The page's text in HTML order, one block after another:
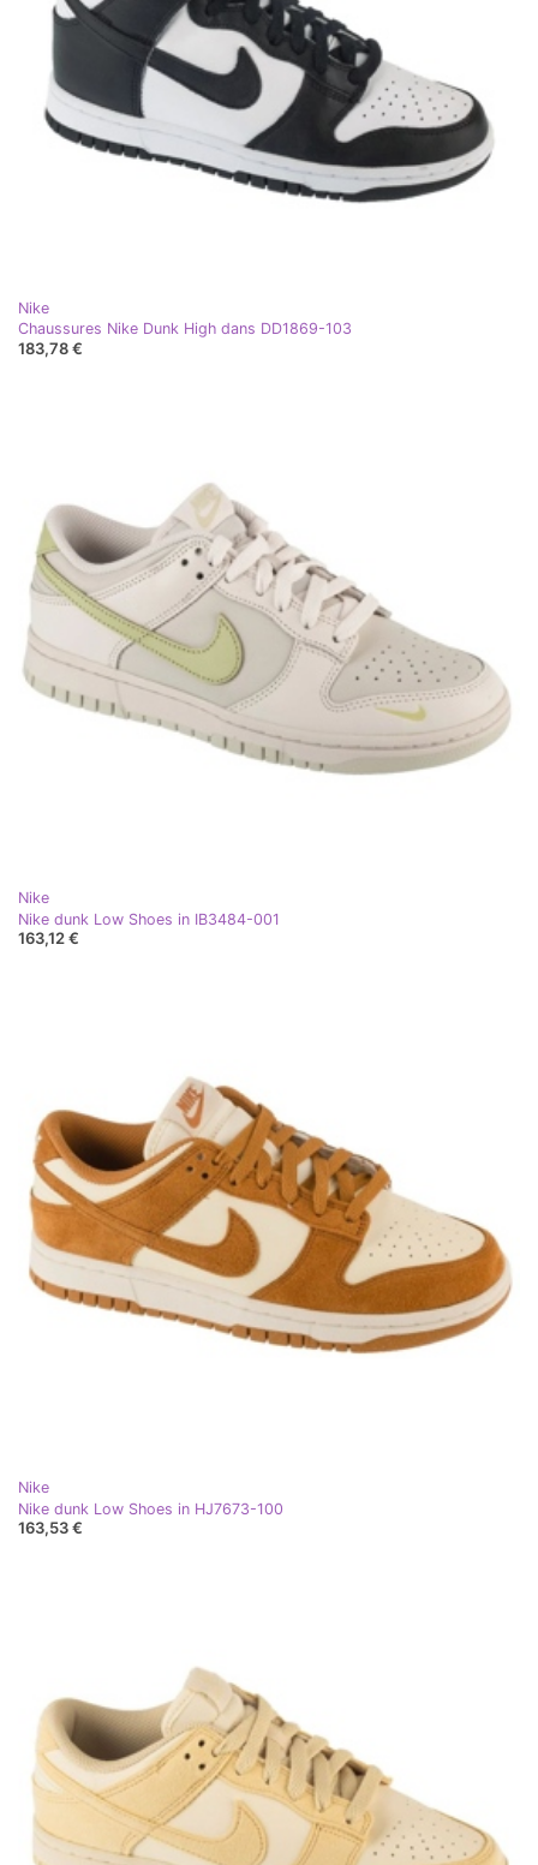
Nike
Chaussures Nike Dunk High dans DD1869-103
183,78 €
Nike
Nike dunk Low Shoes in IB3484-001
163,12 €
Nike
Nike dunk Low Shoes in HJ7673-100
163,53 €